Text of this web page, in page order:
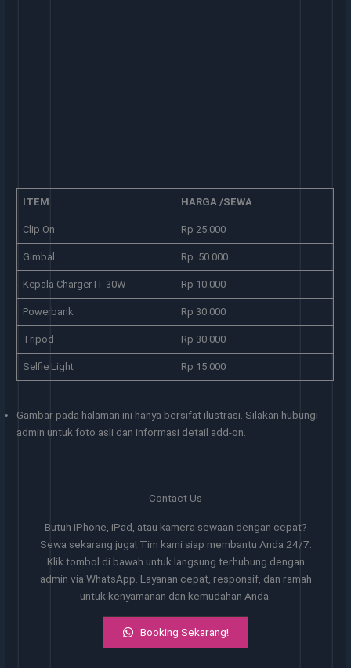
ITEM HARGA /SEWA
Clip On Rp 25.000
Gimbal Rp. 50.000
Kepala Charger IT 30W Rp 10.000
Powerbank Rp 30.000
Tripod Rp 30.000
Selfie Light Rp 15.000
Gambar pada halaman ini hanya bersifat ilustrasi. Silakan hubungi
admin untuk foto asli dan informasi detail add-on.
Contact Us
Butuh iPhone, iPad, atau kamera sewaan dengan cepat?
Sewa sekarang juga! Tim kami siap membantu Anda 24/7.
Klik tombol di bawah untuk langsung terhubung dengan
admin via WhatsApp. Layanan cepat, responsif, dan ramah
untuk kenyamanan dan kemudahan Anda.
Booking Sekarang!